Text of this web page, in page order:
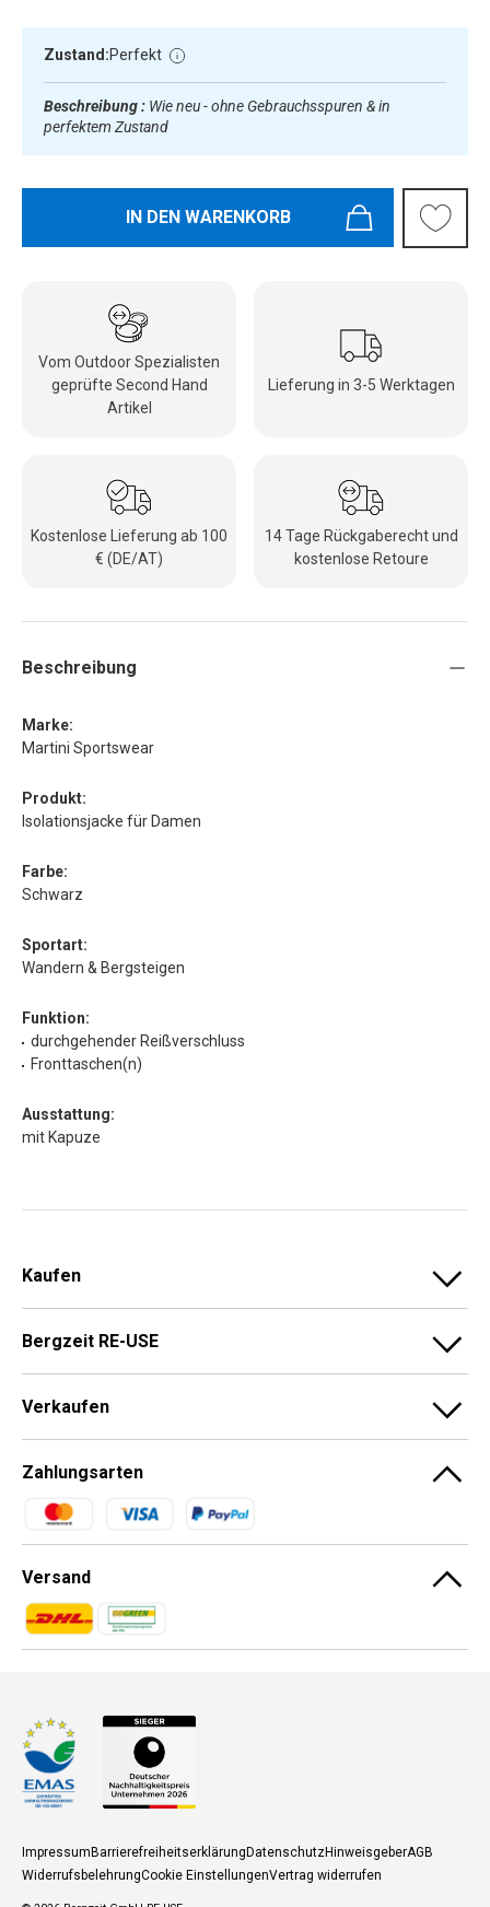
Zustand:Perfekt
Beschreibung : Wie neu - ohne Gebrauchsspuren & in
perfektem Zustand
IN DEN WARENKORB
Vom Outdoor Spezialisten
geprüfte Second Hand
Artikel
Lieferung in 3-5 Werktagen
Kostenlose Lieferung ab 100
€ (DE/AT)
14 Tage Rückgaberecht und
kostenlose Retoure
Beschreibung
Marke:
Martini Sportswear
Produkt:
Isolationsjacke für Damen
Farbe:
Schwarz
Sportart:
Wandern & Bergsteigen
Funktion:
durchgehender Reißverschluss
Fronttaschen(n)
Ausstattung:
mit Kapuze
Kaufen
Bergzeit RE-USE
Verkaufen
Zahlungsarten
Zahlungsmethoden
Versand
Zahlungsmethoden
Zahlungsmethoden
ImpressumBarrierefreiheitserklärungDatenschutzHinweisgeberAGB
WiderrufsbelehrungCookie EinstellungenVertrag widerrufen